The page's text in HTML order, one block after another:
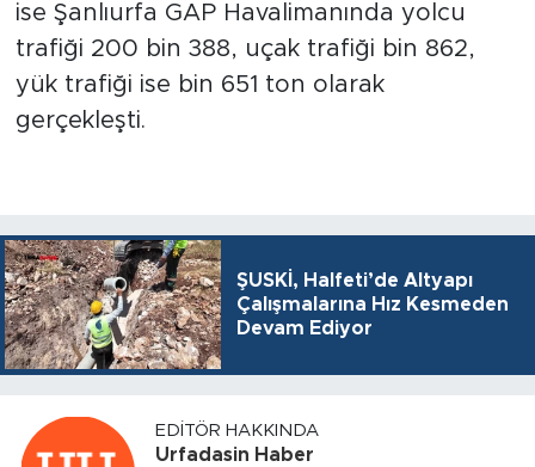
ise Şanlıurfa GAP Havalimanında yolcu
trafiği 200 bin 388, uçak trafiği bin 862,
yük trafiği ise bin 651 ton olarak
gerçekleşti.
ŞUSKİ, Halfeti’de Altyapı
Çalışmalarına Hız Kesmeden
Devam Ediyor
EDITÖR HAKKINDA
Urfadasin Haber